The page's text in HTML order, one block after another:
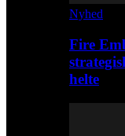
Nyhed
Fire
helte